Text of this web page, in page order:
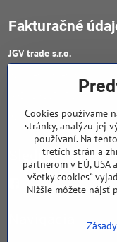
Fakturačné
JGV trade s​.r​.o​.
DIČ : 20223652906
IČ DPH : SK 2023652906
Sledujte naše
Facebook
Cookies používame
stránky, analýzu jej
používaní. Na
tretích strán a
partnerom v EÚ,
všetky cookies“
Nižšie môžete nájsť